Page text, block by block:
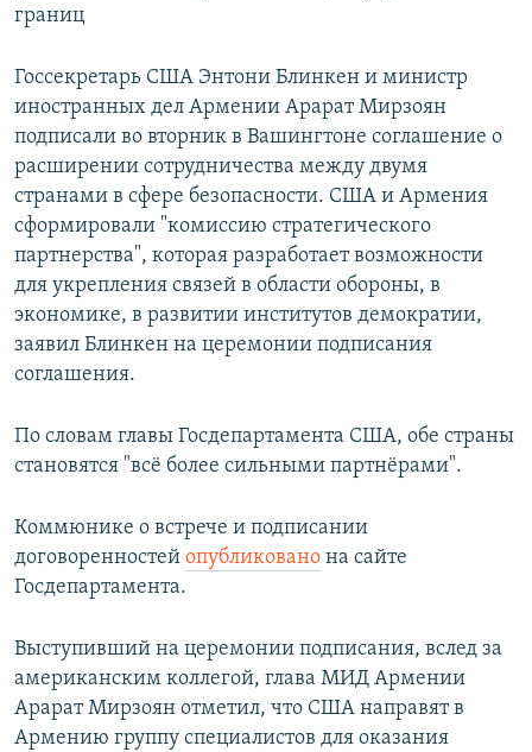
границ
Госсекретарь США Энтони Блинкен и министр
иностранных дел Армении Арарат Мирзоян
подписали во вторник в Вашингтоне соглашение о
расширении сотрудничества между двумя
странами в сфере безопасности. США и Армения
сформировали "комиссию стратегического
партнерства", которая разработает возможности
для укрепления связей в области обороны, в
экономике, в развитии институтов демократии,
заявил Блинкен на церемонии подписания
соглашения.
По словам главы Госдепартамента США, обе страны
становятся "всё более сильными партнёрами".
Коммюнике о встрече и подписании
договоренностей опубликовано на сайте
Госдепартамента.
Выступивший на церемонии подписания, вслед за
американским коллегой, глава МИД Армении
Арарат Мирзоян отметил, что США направят в
Армению группу специалистов для оказания